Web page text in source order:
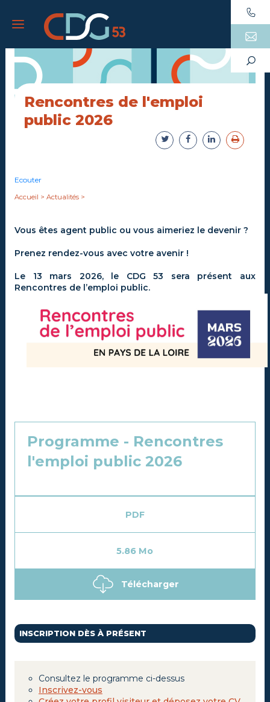
Rencontres de l'emploi
public 2026
Ecouter
Accueil > Actualités >
Vous êtes agent public ou vous aimeriez le devenir ?
Prenez rendez-vous avec votre avenir !
Le 13 mars 2026, le CDG 53 sera présent aux
Rencontres de l’emploi public.
Programme - Rencontres
l'emploi public 2026
PDF
5.86 Mo
Télécharger
INSCRIPTION DÈS À PRÉSENT
Consultez le programme ci-dessus
Inscrivez-vous